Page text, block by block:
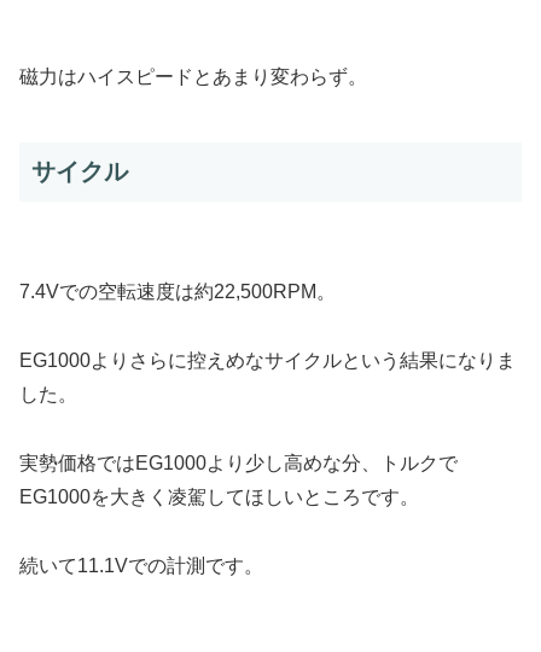
磁力はハイスピードとあまり変わらず。
サイクル
7.4Vでの空転速度は約22,500RPM。
EG1000よりさらに控えめなサイクルという結果になりま
した。
実勢価格ではEG1000より少し高めな分、トルクで
EG1000を大きく凌駕してほしいところです。
続いて11.1Vでの計測です。